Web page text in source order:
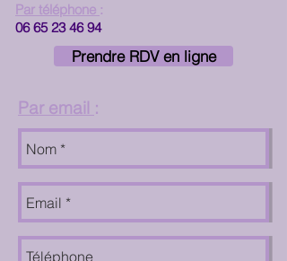
Par téléphone :
06 65 23 46 94
Prendre RDV en ligne
Par email :